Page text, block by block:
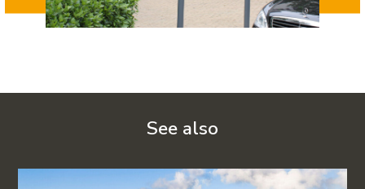
See also